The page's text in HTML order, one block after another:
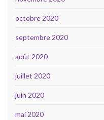
octobre 2020
septembre 2020
août 2020
juillet 2020
juin 2020
mai 2020